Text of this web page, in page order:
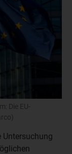
Die EU-
Untersuchung